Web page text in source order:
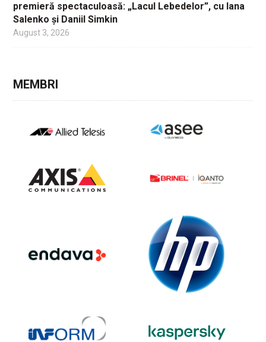
premieră spectaculoasă: „Lacul Lebedelor”, cu Iana
Salenko și Daniil Simkin
August 3, 2026
MEMBRI